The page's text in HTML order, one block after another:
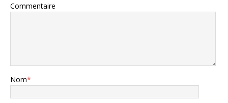
Commentaire
Nom*